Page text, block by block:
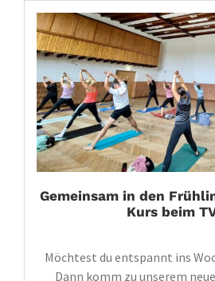
Gemeinsam in den
Kurs beim
Möchtest du entspannt ins
Dann komm zu unserem